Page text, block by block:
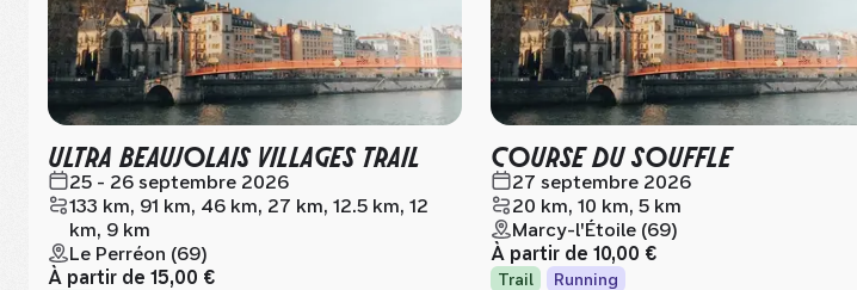
ULTRA BEAUJOLAIS VILLAGES TRAIL
25 - 26 septembre 2026
133 km, 91 km, 46 km, 27 km, 12.5 km, 12
km, 9 km
Le Perréon (69)
À partir de 15,00 €
COURSE DU SOUFFLE
27 septembre 2026
20 km, 10 km, 5 km
Marcy-l'Étoile (69)
À partir de 10,00 €
Trail Running